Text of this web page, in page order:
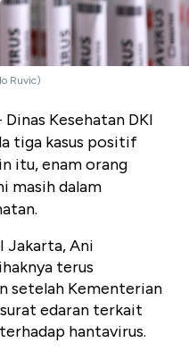
Ruvic)
Dinas Kesehatan DKI
tiga kasus positif
itu, enam orang
masih dalam
Jakarta, Ani
terus
setelah Kementerian
edaran terkait
hantavirus.